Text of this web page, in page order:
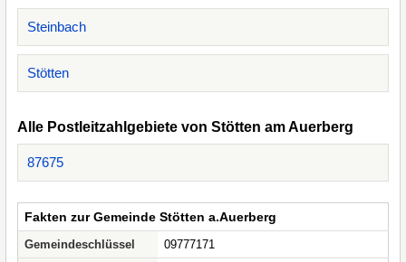
Steinbach
Stötten
Alle Postleitzahlgebiete von Stötten am Auerberg
87675
Fakten zur Gemeinde Stötten a.Auerberg
Gemeindeschlüssel
09777171